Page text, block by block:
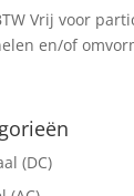
Vrij voor
en/of
(DC)